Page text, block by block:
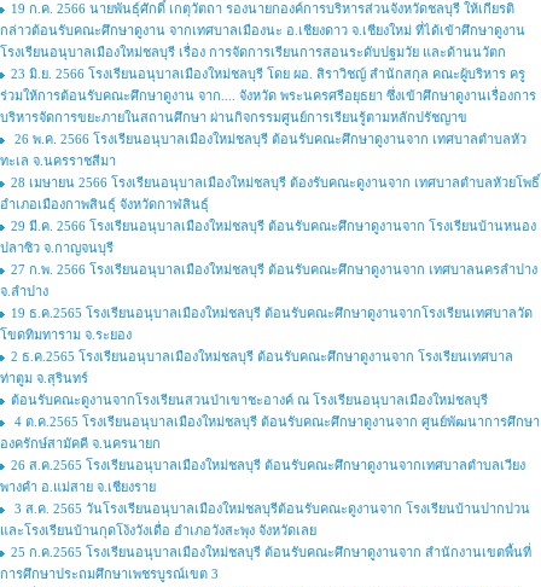
19 ก.ค. 2566 นายพันธุ์ศักดิ์ เกตุวัตถา รองนายกองค์การบริหารส่วนจังหวัดชลบุรี ให้เกียรติ
กล่าวต้อนรับคณะศึกษาดูงาน จากเทศบาลเมืองนะ อ.เชียงดาว จ.เชียงใหม่ ที่ได้เข้าศึกษาดูงาน
โรงเรียนอนุบาลเมืองใหม่ชลบุรี เรื่อง การจัดการเรียนการสอนระดับปฐมวัย และด้านนวัตก
23 มิ.ย. 2566 โรงเรียนอนุบาลเมืองใหม่ชลบุรี โดย ผอ. สิราวิชญ์ สำนักสกุล คณะผู้บริหาร ครู
ร่วมให้การต้อนรับคณะศึกษาดูงาน จาก.... จังหวัด พระนครศรีอยุธยา ซึ่งเข้าศึกษาดูงานเรื่องการ
บริหารจัดการขยะภายในสถานศึกษา ผ่านกิจกรรมศูนย์การเรียนรู้ตามหลักปรัชญาข
26 พ.ค. 2566 โรงเรียนอนุบาลเมืองใหม่ชลบุรี ต้อนรับคณะศึกษาดูงานจาก เทศบาลตำบลหัว
ทะเล จ.นครราชสีมา
28 เมษายน 2566 โรงเรียนอนุบาลเมืองใหม่ชลบุรี ต้องรับคณะดูงานจาก เทศบาลตำบลหัวยโพธิ์
อำเภอเมืองกาพสินธุ์ จังหวัดกาฬสินธุ์
29 มี.ค. 2566 โรงเรียนอนุบาลเมืองใหม่ชลบุรี ต้อนรับคณะศึกษาดูงานจาก โรงเรียนบ้านหนอง
ปลาซิว จ.กาญจนบุรี
27 ก.พ. 2566 โรงเรียนอนุบาลเมืองใหม่ชลบุรี ต้อนรับคณะศึกษาดูงานจาก เทศบาลนครลำปาง
จ.ลำปาง
19 ธ.ค.2565 โรงเรียนอนุบาลเมืองใหม่ชลบุรี ต้อนรับคณะศึกษาดูงานจากโรงเรียนเทศบาลวัด
โขดทิมทาราม จ.ระยอง
2 ธ.ค.2565 โรงเรียนอนุบาลเมืองใหม่ชลบุรี ต้อนรับคณะศึกษาดูงานจาก โรงเรียนเทศบาล
ท่าตูม จ.สุรินทร์
ต้อนรับคณะดูงานจากโรงเรียนสวนป่าเขาชะอางค์ ณ โรงเรียนอนุบาลเมืองใหม่ชลบุรี
4 ต.ค.2565 โรงเรียนอนุบาลเมืองใหม่ชลบุรี ต้อนรับคณะศึกษาดูงานจาก ศูนย์พัฒนาการศึกษา
องครักษ์สามัคคี จ.นครนายก
26 ส.ค.2565 โรงเรียนอนุบาลเมืองใหม่ชลบุรี ต้อนรับคณะศึกษาดูงานจากเทศบาลตำบลเวียง
พางคำ อ.แม่สาย จ.เชียงราย
3 ส.ค. 2565 วันโรงเรียนอนุบาลเมืองใหม่ชลบุรีต้อนรับคณะดูงานจาก โรงเรียนบ้านปากปวน
และโรงเรียนบ้านกุดโง้งวังเดื่อ อำเภอวังสะพุง จังหวัดเลย
25 ก.ค.2565 โรงเรียนอนุบาลเมืองใหม่ชลบุรี ต้อนรับคณะศึกษาดูงานจาก สำนักงานเขตพื้นที่
การศึกษาประถมศึกษาเพชรบูรณ์เขต 3